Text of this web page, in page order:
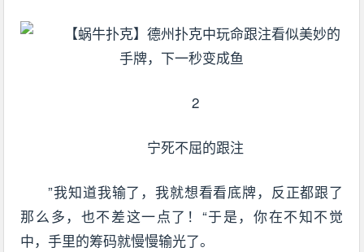
2
宁死不屈的跟注
”我知道我输了，我就想看看底牌，反正都跟了
那么多，也不差这一点了！“于是，你在不知不觉
中，手里的筹码就慢慢输光了。